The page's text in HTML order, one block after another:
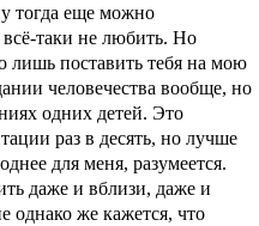
тогда еще можно
таки не любить. Но
лишь поставить тебя на мою
человечества вообще, но
одних детей. Это
раз в десять, но лучше
для меня, разумеется.
даже и вблизи, даже и
однако же кажется, что